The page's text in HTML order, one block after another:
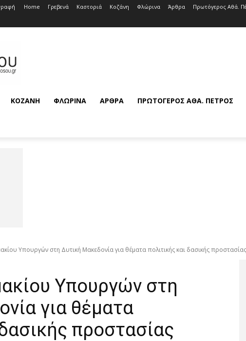
Home Γρεβενά Καστοριά Κοζάνη Φλώρινα Άρθρα Πρωτόγερος Αθά.
ΚΟΖΆΝΗ ΦΛΏΡΙΝΑ ΆΡΘΡΑ ΠΡΩΤΌΓΕΡΟΣ ΑΘΆ. ΠΈΤΡΟΣ
Υπουργών στη Δυτική Μακεδονία για θέματα πολιτικής και δασικής προστασίας
Υπουργών στη
για θέματα
προστασίας